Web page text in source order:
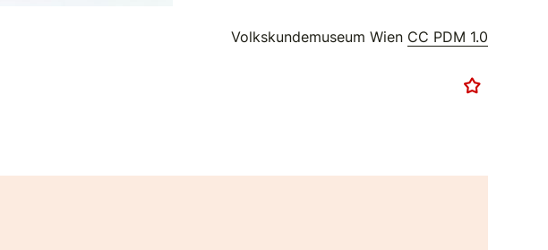
Volkskundemuseum Wien CC PDM 1.0